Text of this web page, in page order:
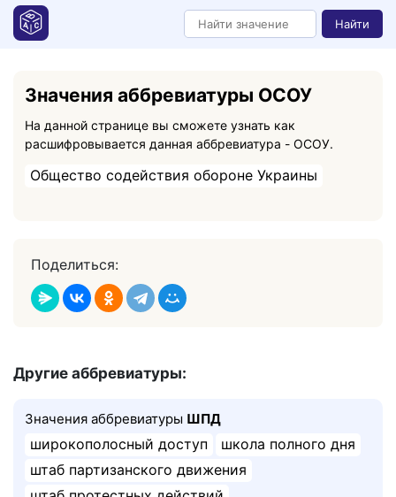
Найти
Значения аббревиатуры ОСОУ
На данной странице вы сможете узнать как
расшифровывается данная аббревиатура - ОСОУ.
Общество содействия обороне Украины
Поделиться:
Другие аббревиатуры:
Значения аббревиатуры ШПД
широкополосный доступ
школа полного дня
штаб партизанского движения